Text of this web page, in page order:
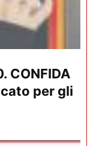
CONFIDA
per gli